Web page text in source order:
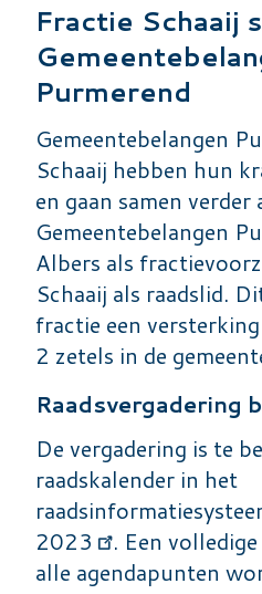
Fractie Schaaij
Purmerend
Gemeentebelangen
Schaaij hebben hun
en gaan samen
Gemeentebelangen
Albers als
Schaaij als raadslid.
fractie een
2 zetels in de
Raadsvergadering
De vergadering is te
raadskalender in het
2023
. Een
alle agendapunten